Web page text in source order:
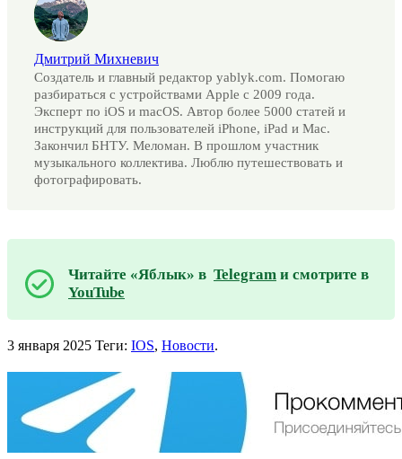
Дмитрий Михневич
Создатель и главный редактор yablyk.com. Помогаю
разбираться с устройствами Apple с 2009 года.
Эксперт по iOS и macOS. Автор более 5000 статей и
инструкций для пользователей iPhone, iPad и Mac.
Закончил БНТУ. Меломан. В прошлом участник
музыкального коллектива. Люблю путешествовать и
фотографировать.
Читайте «Яблык» в Telegram и смотрите в
YouTube
3 января 2025 Теги: IOS, Новости.